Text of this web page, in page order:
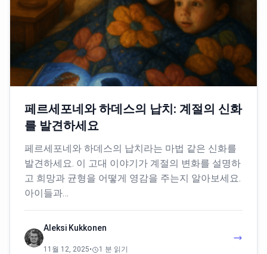
페르세포네와 하데스의 납치: 계절의 신화
를 발견하세요
페르세포네와 하데스의 납치라는 마법 같은 신화를
발견하세요. 이 고대 이야기가 계절의 변화를 설명하
고 희망과 균형을 어떻게 영감을 주는지 알아보세요.
아이들과…
Aleksi Kukkonen
11월 12, 2025• 1 분 읽기